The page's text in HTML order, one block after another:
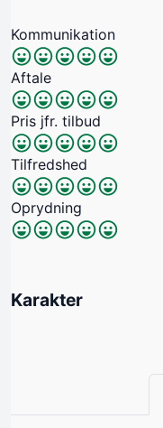
Kommunikation
Aftale
Pris jfr. tilbud
Tilfredshed
Oprydning
Karakter